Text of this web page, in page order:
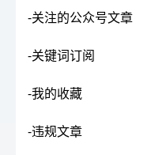
-关注的公众号文章
-关键词订阅
-我的收藏
-违规文章